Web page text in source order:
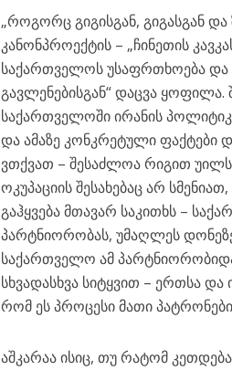
„როგორც გიგისგან, გიგასგან
კანონპროექტის – „ჩინეთის
საქართველოს უსაფრთხოება და
გავლენებისგან“ დაცვა
საქართველოში ირანის
და ამაზე კონკრეტული ფაქტები
ვთქვათ – შესაძლოა რიგით
ოკუპაციის შესახებაც არ
გაჰყვება მთავარ საკითხს –
პარტნიორობას, უმაღლეს
საქართველო ამ
სხვადასხვა სიტყვით – ერთსა და
რომ ეს პროცესი მათი
აშკარაა ისიც, თუ რატომ